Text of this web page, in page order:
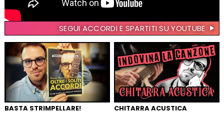
SEGUI ACCORDI E SPARTITI SU YOUTUBE
BASTA STRIMPELLARE! CHITARRA ACUSTICA